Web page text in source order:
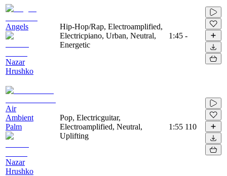
Angels
Nazar
Hrushko
Hip-Hop/Rap, Electroamplified,
Electricpiano, Urban, Neutral,
Energetic
1:45 -
Air
Ambient
Palm
Nazar
Hrushko
Pop, Electricguitar,
Electroamplified, Neutral,
Uplifting
1:55 110